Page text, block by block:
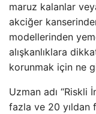
maruz kalanlar
akciğer
modellerinden
alışkanlıklara
korunmak için ne
Uzman adı “Riskli
fazla ve 20 yıldan